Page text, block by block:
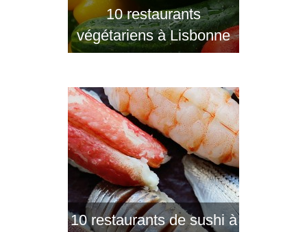
10 restaurants
végétariens à Lisbonne
10 restaurants de sushi à